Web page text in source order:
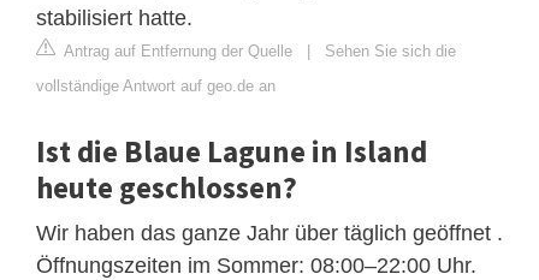
stabilisiert hatte.
Antrag auf Entfernung der Quelle
Sehen Sie sich die
vollständige Antwort auf geo.de an
Ist die Blaue Lagune in Island
heute geschlossen?
Wir haben das ganze Jahr über täglich geöffnet .
Öffnungszeiten im Sommer: 08:00–22:00 Uhr.